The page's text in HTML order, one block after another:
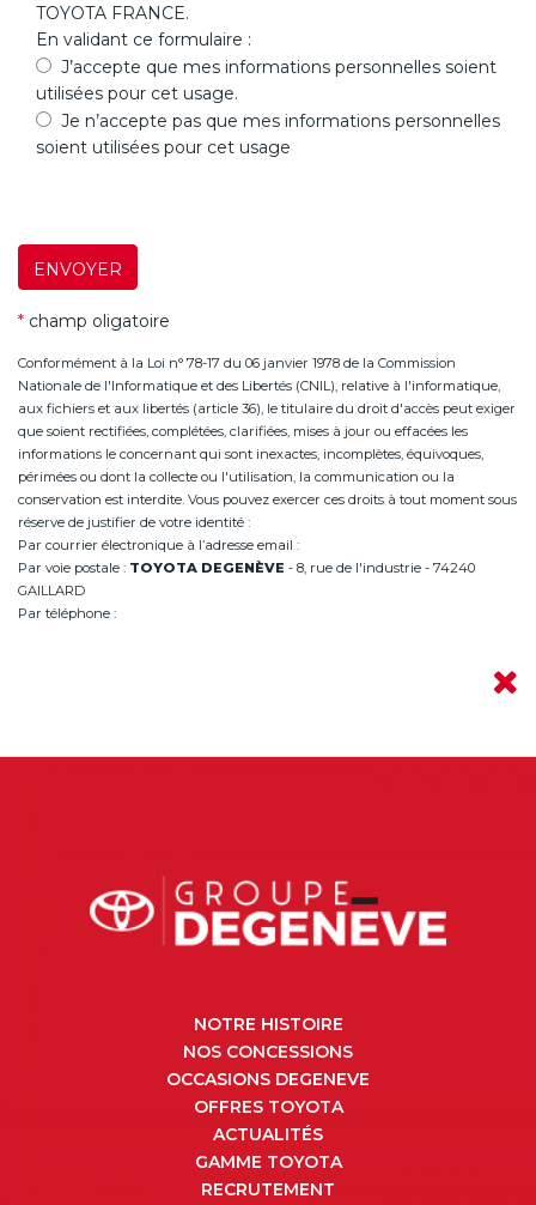
TOYOTA FRANCE.
En validant ce formulaire :
J’accepte que mes informations personnelles soient
utilisées pour cet usage.
Je n’accepte pas que mes informations personnelles
soient utilisées pour cet usage
ENVOYER
* champ oligatoire
Conformément à la Loi n° 78-17 du 06 janvier 1978 de la Commission
Nationale de l'Informatique et des Libertés (CNIL), relative à l'informatique,
aux fichiers et aux libertés (article 36), le titulaire du droit d'accès peut exiger
que soient rectifiées, complétées, clarifiées, mises à jour ou effacées les
informations le concernant qui sont inexactes, incomplètes, équivoques,
périmées ou dont la collecte ou l'utilisation, la communication ou la
conservation est interdite. Vous pouvez exercer ces droits à tout moment sous
réserve de justifier de votre identité :
Par courrier électronique à l’adresse email :
Par voie postale : TOYOTA DEGENÈVE - 8, rue de l'industrie - 74240
GAILLARD
Par téléphone :
NOTRE HISTOIRE
NOS CONCESSIONS
OCCASIONS DEGENEVE
OFFRES TOYOTA
ACTUALITÉS
GAMME TOYOTA
RECRUTEMENT